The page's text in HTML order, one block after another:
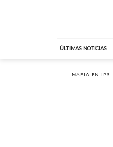
ÚLTIMAS NOTICIAS
MAFIA EN IPS